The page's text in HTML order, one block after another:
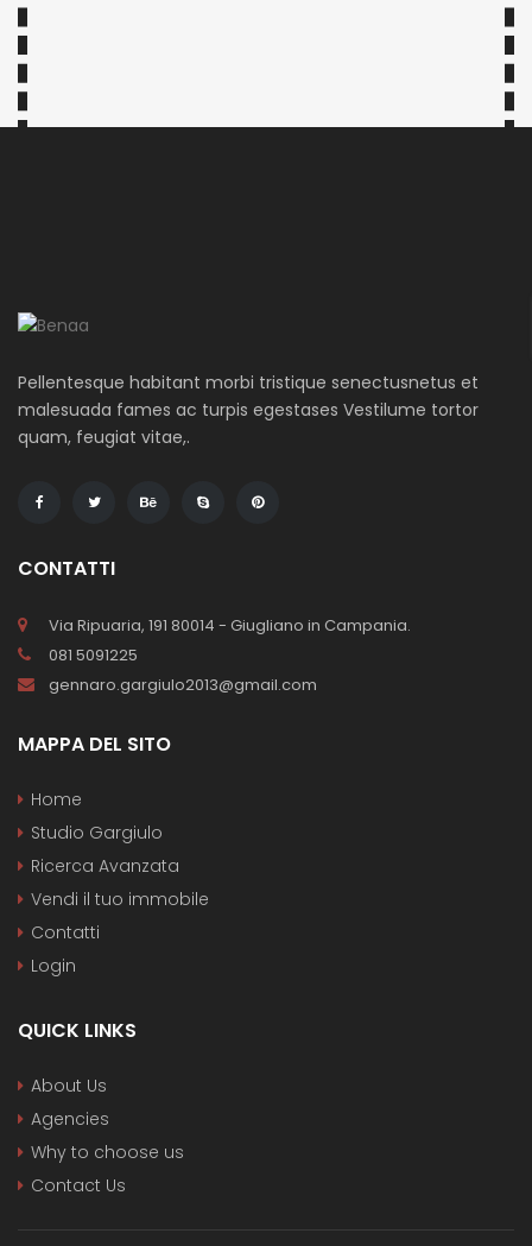
Pellentesque habitant morbi tristique senectusnetus et
malesuada fames ac turpis egestases Vestilume tortor
quam, feugiat vitae,.
CONTATTI
Via Ripuaria, 191 80014 - Giugliano in Campania.
081 5091225
gennaro.gargiulo2013@gmail.com
MAPPA DEL SITO
Home
Studio Gargiulo
Ricerca Avanzata
Vendi il tuo immobile
Contatti
Login
QUICK LINKS
About Us
Agencies
Why to choose us
Contact Us